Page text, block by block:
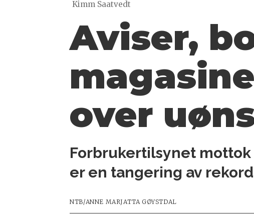
Kimm Saatvedt
Aviser,
over
Forbrukertilsynet mottok
er en tangering av
NTB/ANNE MARJATTA GØYSTDAL